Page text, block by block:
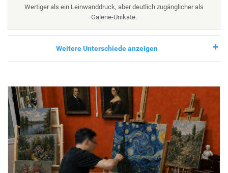
Wertiger als ein Leinwanddruck, aber deutlich zugänglicher als
Galerie-Unikate.
Weitere Unterschiede anzeigen